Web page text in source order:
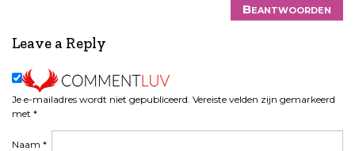
Beantwoorden
Leave a Reply
Je e-mailadres wordt niet gepubliceerd. Vereiste velden zijn gemarkeerd
met *
Naam *